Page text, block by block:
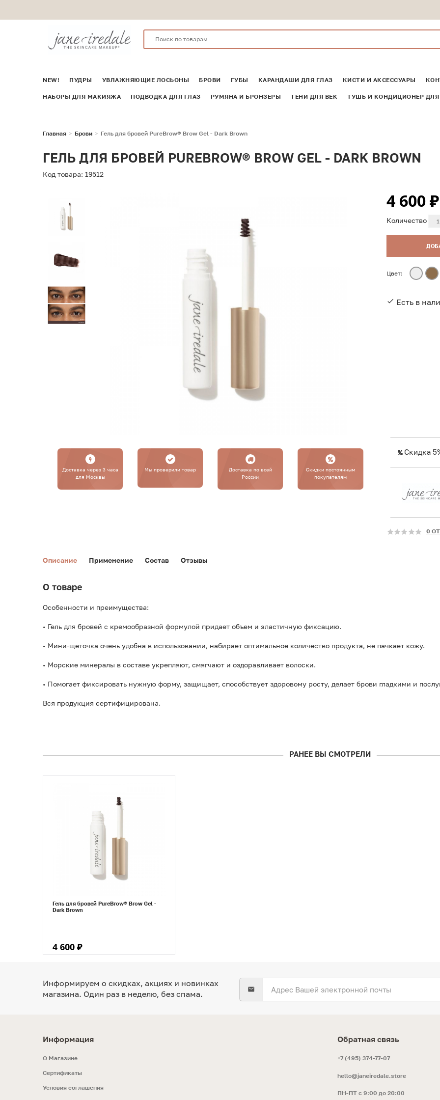
NEW! ПУДРЫ УВЛАЖНЯЮЩИЕ ЛОСЬОНЫ БРОВИ ГУБЫ КАРАНДАШИ ДЛЯ ГЛАЗ КИСТИ И АКСЕССУАРЫ
НАБОРЫ ДЛЯ МАКИЯЖА ПОДВОДКА ДЛЯ ГЛАЗ РУМЯНА И БРОНЗЕРЫ ТЕНИ ДЛЯ ВЕК ТУШЬ И КОНДИЦИОНЕР ДЛЯ
Главная Брови Гель для бровей PureBrow® Brow Gel - Dark Brown
ГЕЛЬ ДЛЯ БРОВЕЙ PUREBROW® BROW GEL - DARK BROWN
Код товара: 19512
4 600₽
Количество
Цвет:
Есть в
Доставка через 3 часа
для Москвы
Мы проверили товар
Доставка по всей
России
Cкидки постоянным
покупателям
Скидка
0
Описание Применение Состав Отзывы
О товаре
Особенности и преимущества:
• Гель для бровей с кремообразной формулой придает объем и эластичную фиксацию.
• Мини-щеточка очень удобна в использовании, набирает оптимальное количество продукта, не пачкает кожу.
• Морские минералы в составе укрепляют, смягчают и оздоравливает волоски.
• Помогает фиксировать нужную форму, защищает, способствует здоровому росту, делает брови гладкими и
Вся продукция сертифицирована.
РАНЕЕ ВЫ СМОТРЕЛИ
Гель для бровей PureBrow® Brow Gel -
Dark Brown
4 600 ₽
Информируем о скидках, акциях и новинках
магазина. Один раз в неделю, без спама.
Информация
O Магазине
Сертификаты
Условия соглашения
Обратная связь
+7 (495) 374-77-07
hello@janeiredale.store
ПН-ПТ с 9:00 до 20:00